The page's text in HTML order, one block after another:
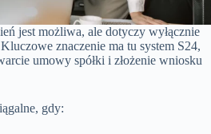
jest możliwa, ale dotyczy wyłącznie
znaczenie ma tu system S24,
umowy spółki i złożenie wniosku
gdy: